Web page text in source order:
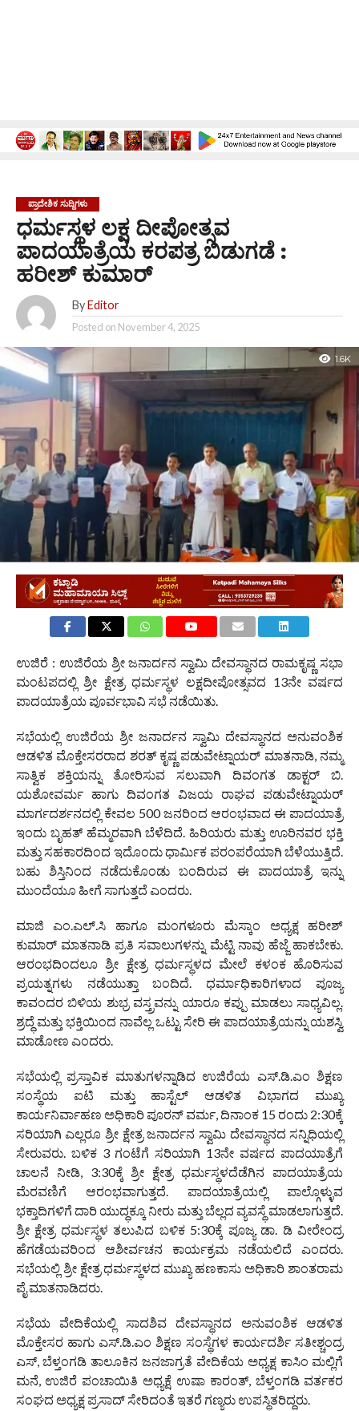
ಪ್ರಾದೇಶಿಕ ಸುದ್ದಿಗಳು
ಧರ್ಮಸ್ಥಳ ಲಕ್ಷ ದೀಪೋತ್ಸವ
ಪಾದಯಾತ್ರೆಯ ಕರಪತ್ರ ಬಿಡುಗಡೆ :
ಹರೀಶ್ ಕುಮಾರ್
By Editor
Posted on November 4, 2025
1.6K
ಉಜಿರೆ : ಉಜಿರೆಯ ಶ್ರೀ ಜನಾರ್ದನ ಸ್ವಾಮಿ ದೇವಸ್ಥಾನದ ರಾಮಕೃಷ್ಣ ಸಭಾ
ಮಂಟಪದಲ್ಲಿ ಶ್ರೀ ಕ್ಷೇತ್ರ ಧರ್ಮಸ್ಥಳ ಲಕ್ಷದೀಪೋತ್ಸವದ 13ನೇ ವರ್ಷದ
ಪಾದಯಾತ್ರೆಯ ಪೂರ್ವಭಾವಿ ಸಭೆ ನಡೆಯಿತು.
ಸಭೆಯಲ್ಲಿ ಉಜಿರೆಯ ಶ್ರೀ ಜನಾರ್ದನ ಸ್ವಾಮಿ ದೇವಸ್ಥಾನದ ಅನುವಂಶಿಕ
ಆಡಳಿತ ಮೊಕ್ತೇಸರರಾದ ಶರತ್ ಕೃಷ್ಣ ಪಡುವೇಟ್ನಾಯರ್ ಮಾತನಾಡಿ, ನಮ್ಮ
ಸಾತ್ವಿಕ ಶಕ್ತಿಯನ್ನು ತೋರಿಸುವ ಸಲುವಾಗಿ ದಿವಂಗತ ಡಾಕ್ಟರ್ ಬಿ.
ಯಶೋವರ್ಮ ಹಾಗು ದಿವಂಗತ ವಿಜಯ ರಾಘವ ಪಡುವೇಟ್ನಾಯರ್
ಮಾರ್ಗದರ್ಶನದಲ್ಲಿ ಕೇವಲ 500 ಜನರಿಂದ ಆರಂಭವಾದ ಈ ಪಾದಯಾತ್ರೆ
ಇಂದು ಬೃಹತ್ ಹೆಮ್ಮರವಾಗಿ ಬೆಳೆದಿದೆ. ಹಿರಿಯರು ಮತ್ತು ಊರಿನವರ ಭಕ್ತಿ
ಮತ್ತು ಸಹಕಾರದಿಂದ ಇದೊಂದು ಧಾರ್ಮಿಕ ಪರಂಪರೆಯಾಗಿ ಬೆಳೆಯುತ್ತಿದೆ.
ಬಹು ಶಿಸ್ತಿನಿಂದ ನಡೆದುಕೊಂಡು ಬಂದಿರುವ ಈ ಪಾದಯಾತ್ರೆ ಇನ್ನು
ಮುಂದೆಯೂ ಹೀಗೆ ಸಾಗುತ್ತದೆ ಎಂದರು.
ಮಾಜಿ ಎಂ.ಎಲ್.ಸಿ ಹಾಗೂ ಮಂಗಳೂರು ಮೆಸ್ಕಾಂ ಅಧ್ಯಕ್ಷ ಹರೀಶ್
ಕುಮಾರ್ ಮಾತನಾಡಿ ಪ್ರತಿ ಸವಾಲುಗಳನ್ನು ಮೆಟ್ಟಿ ನಾವು ಹೆಜ್ಜೆ ಹಾಕಬೇಕು.
ಆರಂಭದಿಂದಲೂ ಶ್ರೀ ಕ್ಷೇತ್ರ ಧರ್ಮಸ್ಥಳದ ಮೇಲೆ ಕಳಂಕ ಹೊರಿಸುವ
ಪ್ರಯತ್ನಗಳು ನಡೆಯುತ್ತಾ ಬಂದಿದೆ. ಧರ್ಮಾಧಿಕಾರಿಗಳಾದ ಪೂಜ್ಯ
ಕಾವಂದರ ಬಿಳಿಯ ಶುಭ್ರ ವಸ್ತ್ರವನ್ನು ಯಾರೂ ಕಪ್ಪು ಮಾಡಲು ಸಾಧ್ಯವಿಲ್ಲ.
ಶ್ರದ್ಧೆ ಮತ್ತು ಭಕ್ತಿಯಿಂದ ನಾವೆಲ್ಲ ಒಟ್ಟು ಸೇರಿ ಈ ಪಾದಯಾತ್ರೆಯನ್ನು ಯಶಸ್ವಿ
ಮಾಡೋಣ ಎಂದರು.
ಸಭೆಯಲ್ಲಿ ಪ್ರಸ್ತಾವಿಕ ಮಾತುಗಳನ್ನಾಡಿದ ಉಜಿರೆಯ ಎಸ್.ಡಿ.ಎಂ ಶಿಕ್ಷಣ
ಸಂಸ್ಥೆಯ ಐಟಿ ಮತ್ತು ಹಾಸ್ಟೆಲ್ ಆಡಳಿತ ವಿಭಾಗದ ಮುಖ್ಯ
ಕಾರ್ಯನಿರ್ವಾಹಣ ಅಧಿಕಾರಿ ಪೂರನ್ ವರ್ಮ, ದಿನಾಂಕ 15 ರಂದು 2:30ಕ್ಕೆ
ಸರಿಯಾಗಿ ಎಲ್ಲರೂ ಶ್ರೀ ಕ್ಷೇತ್ರ ಜನಾರ್ದನ ಸ್ವಾಮಿ ದೇವಸ್ಥಾನದ ಸನ್ನಿಧಿಯಲ್ಲಿ
ಸೇರುವರು. ಬಳಿಕ 3 ಗಂಟೆಗೆ ಸರಿಯಾಗಿ 13ನೇ ವರ್ಷದ ಪಾದಯಾತ್ರೆಗೆ
ಚಾಲನೆ ನೀಡಿ, 3:30ಕ್ಕೆ ಶ್ರೀ ಕ್ಷೇತ್ರ ಧರ್ಮಸ್ಥಳದೆಡೆಗಿನ ಪಾದಯಾತ್ರೆಯ
ಮೆರವಣಿಗೆ ಆರಂಭವಾಗುತ್ತದೆ. ಪಾದಯಾತ್ರೆಯಲ್ಲಿ ಪಾಲ್ಗೊಳ್ಳುವ
ಭಕ್ತಾದಿಗಳಿಗೆ ದಾರಿ ಯುದ್ಧಕ್ಕೂ ನೀರು ಮತ್ತು ಬೆಲ್ಲದ ವ್ಯವಸ್ಥೆ ಮಾಡಲಾಗುತ್ತದೆ.
ಶ್ರೀ ಕ್ಷೇತ್ರ ಧರ್ಮಸ್ಥಳ ತಲುಪಿದ ಬಳಿಕ 5:30ಕ್ಕೆ ಪೂಜ್ಯ ಡಾ. ಡಿ ವೀರೇಂದ್ರ
ಹೆಗಡೆಯವರಿಂದ ಆಶೀರ್ವಚನ ಕಾರ್ಯಕ್ರಮ ನಡೆಯಲಿದೆ ಎಂದರು.
ಸಭೆಯಲ್ಲಿ ಶ್ರೀ ಕ್ಷೇತ್ರ ಧರ್ಮಸ್ಥಳದ ಮುಖ್ಯ ಹಣಕಾಸು ಅಧಿಕಾರಿ ಶಾಂತರಾಮ
ಪೈ ಮಾತನಾಡಿದರು.
ಸಭೆಯ ವೇದಿಕೆಯಲ್ಲಿ ಸಾದಶಿವ ದೇವಸ್ಥಾನದ ಅನುವಂಶಿಕ ಆಡಳಿತ
ಮೊಕ್ತೇಸರ ಹಾಗು ಎಸ್.ಡಿ.ಎಂ ಶಿಕ್ಷಣ ಸಂಸ್ಥೆಗಳ ಕಾರ್ಯದರ್ಶಿ ಸತೀಶ್ಚಂದ್ರ
ಎಸ್, ಬೆಳ್ತಂಗಡಿ ತಾಲೂಕಿನ ಜನಜಾಗ್ರತೆ ವೇದಿಕೆಯ ಅಧ್ಯಕ್ಷ ಕಾಸಿಂ ಮಲ್ಲಿಗೆ
ಮನೆ, ಉಜಿರೆ ಪಂಚಾಯಿತಿ ಅಧ್ಯಕ್ಷೆ ಉಷಾ ಕಾರಂತ್, ಬೆಳ್ತಂಗಡಿ ವರ್ತಕರ
ಸಂಘದ ಅಧ್ಯಕ್ಷ ಪ್ರಸಾದ್ ಸೇರಿದಂತೆ ಇತರೆ ಗಣ್ಯರು ಉಪಸ್ಥಿತರಿದ್ದರು.